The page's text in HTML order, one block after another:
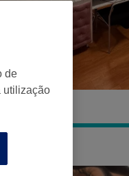
de
utilização